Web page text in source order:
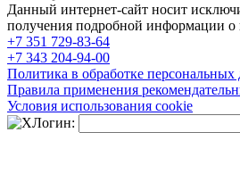
Данный интернет-сайт носит
получения подробной информации о
+7 351 729-83-64
+7 343 204-94-00
Политика в обработке персональных
Правила применения
Условия использования cookie
Логин: